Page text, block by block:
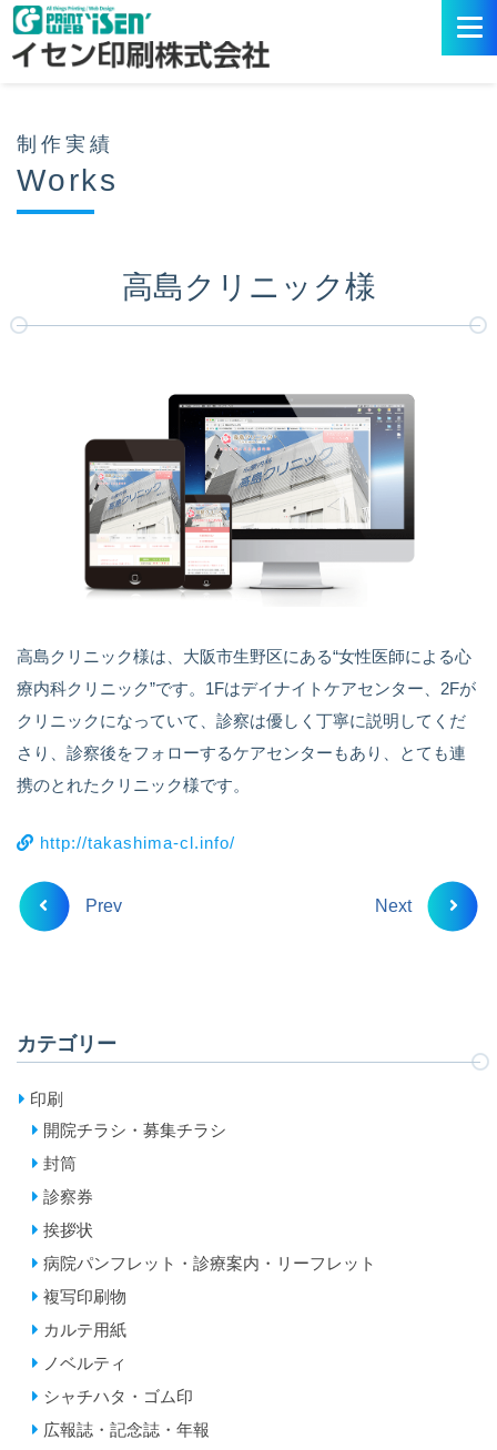
制作実績
Works
高島クリニック様
高島クリニック様は、大阪市生野区にある“女性医師による心
療内科クリニック”です。1Fはデイナイトケアセンター、2Fが
クリニックになっていて、診察は優しく丁寧に説明してくだ
さり、診察後をフォローするケアセンターもあり、とても連
携のとれたクリニック様です。
http://takashima-cl.info/
Prev Next
カテゴリー
印刷
開院チラシ・募集チラシ
封筒
診察券
挨拶状
病院パンフレット・診療案内・リーフレット
複写印刷物
カルテ用紙
ノベルティ
シャチハタ・ゴム印
広報誌・記念誌・年報